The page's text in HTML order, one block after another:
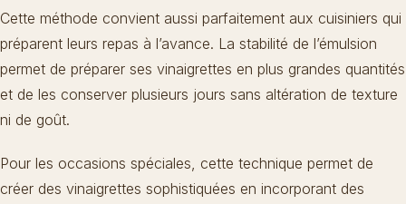
Cette méthode convient aussi parfaitement aux cuisiniers qui
préparent leurs repas à l’avance. La stabilité de l’émulsion
permet de préparer ses vinaigrettes en plus grandes quantités
et de les conserver plusieurs jours sans altération de texture
ni de goût.
Pour les occasions spéciales, cette technique permet de
créer des vinaigrettes sophistiquées en incorporant des